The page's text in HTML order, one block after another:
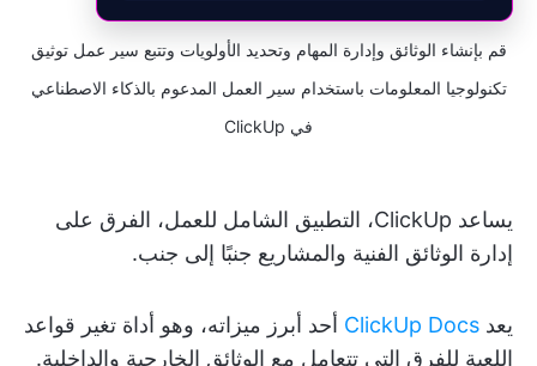
قم بإنشاء الوثائق وإدارة المهام وتحديد الأولويات وتتبع سير عمل توثيق
تكنولوجيا المعلومات باستخدام سير العمل المدعوم بالذكاء الاصطناعي
في ClickUp
يساعد ClickUp، التطبيق الشامل للعمل، الفرق على
إدارة الوثائق الفنية والمشاريع جنبًا إلى جنب.
يعد ClickUp Docs أحد أبرز ميزاته، وهو أداة تغير قواعد
اللعبة للفرق التي تتعامل مع الوثائق الخارجية والداخلية.